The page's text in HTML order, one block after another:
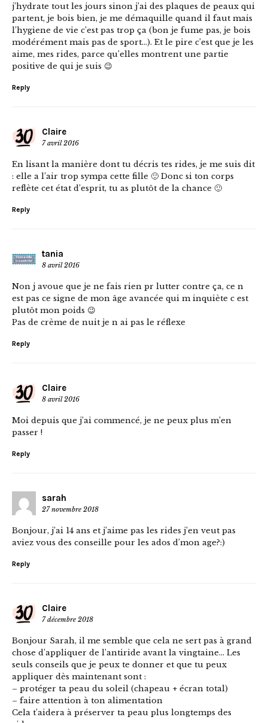
j’hydrate tout les jours sinon j’ai des plaques de peaux qui
partent, je bois bien, je me démaquille quand il faut mais
l’hygiene de vie c’est pas trop ça (bon je fume pas, je bois
modérément mais pas de sport…). Et le pire c’est que je les
aime, mes rides, parce qu’elles montrent une partie
positive de qui je suis 😉
Reply
Claire
7 avril 2016
En lisant la manière dont tu décris tes rides, je me suis dit
: elle a l’air trop sympa cette fille 🙂 Donc si ton corps
reflète cet état d’esprit, tu as plutôt de la chance 🙂
Reply
tania
8 avril 2016
Non j avoue que je ne fais rien pr lutter contre ça, ce n
est pas ce signe de mon âge avancée qui m inquiète c est
plutôt mon poids 😉
Pas de crème de nuit je n ai pas le réflexe
Reply
Claire
8 avril 2016
Moi depuis que j’ai commencé, je ne peux plus m’en
passer !
Reply
sarah
27 novembre 2018
Bonjour, j’ai 14 ans et j’aime pas les rides j’en veut pas
aviez vous des conseille pour les ados d’mon age?:)
Reply
Claire
7 décembre 2018
Bonjour Sarah, il me semble que cela ne sert pas à grand
chose d’appliquer de l’antiride avant la vingtaine… Les
seuls conseils que je peux te donner et que tu peux
appliquer dès maintenant sont :
– protéger ta peau du soleil (chapeau + écran total)
– faire attention à ton alimentation
Cela t’aidera à préserver ta peau plus longtemps des